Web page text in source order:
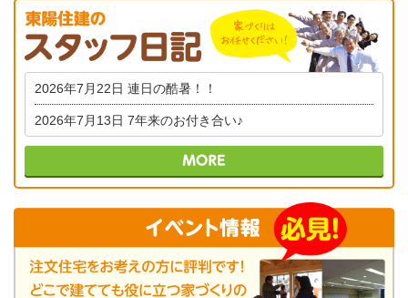
2026年7月22日 連日の酷暑！！
2026年7月13日 7年来のお付き合い♪